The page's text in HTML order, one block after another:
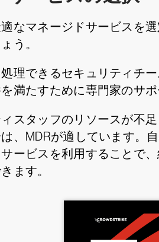
なマネージドサービスを
う。
理できるセキュリティチ
満たすために専門家のサ
スタッフのリソースが不
、MDRが適しています。
ービスを利用することで
ます。